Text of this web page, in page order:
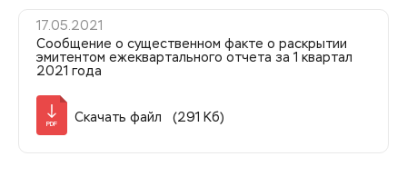
17.05.2021
Сообщение о существенном факте о раскрытии
эмитентом ежеквартального отчета за 1 квартал
2021 года
PDF
Скачать файл (291 Кб)